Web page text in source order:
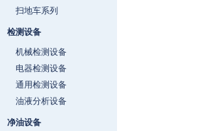
扫地车系列
检测设备
机械检测设备
电器检测设备
通用检测设备
油液分析设备
净油设备